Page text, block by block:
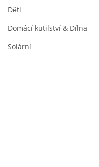
Děti
Domácí kutilství & Dílna
Solární